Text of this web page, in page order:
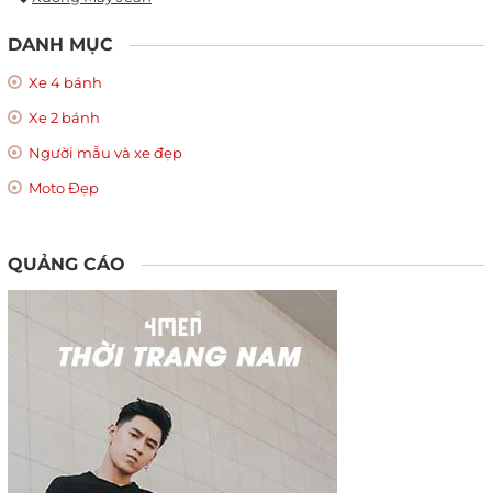
DANH MỤC
Xe 4 bánh
Xe 2 bánh
Người mẫu và xe đẹp
Moto Đẹp
QUẢNG CÁO